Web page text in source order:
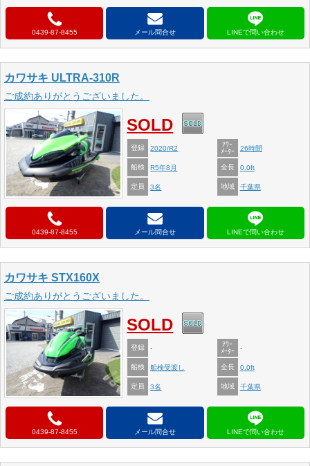
0439-87-8455 メール問合せ
カワサキ ULTRA-310R
ご成約ありがとうございました。
SOLD
登録 2020/R2
ｱﾜｰ
ﾒｰﾀｰ
26時間
船検 R5年8月 全長 0.0ft
定員 3名 地域 千葉県
0439-87-8455 メール問合せ
カワサキ STX160X
ご成約ありがとうございました。
SOLD
登録 -
ｱﾜｰ
ﾒｰﾀｰ
-
船検 船検受渡し 全長 0.0ft
定員 3名 地域 千葉県
0439-87-8455 メール問合せ